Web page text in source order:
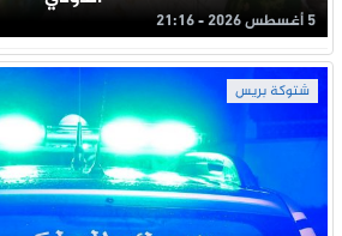
5 أغسطس 2026 - 21:16
شتوكة بريس